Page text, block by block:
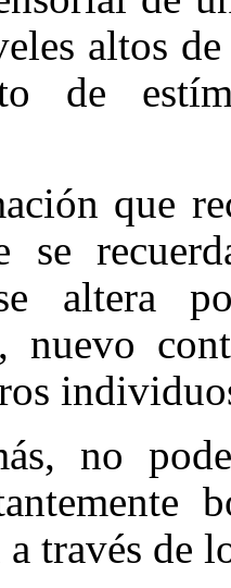
altos
de
que
se
altera
nuevo
no
través de